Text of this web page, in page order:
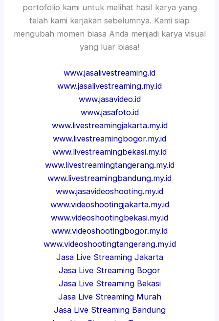
portofolio kami untuk melihat hasil karya yang
telah kami kerjakan sebelumnya. Kami siap
mengubah momen biasa Anda menjadi karya visual
yang luar biasa!
www.jasalivestreaming.id
www.jasalivestreaming.my.id
www.jasavideo.id
www.jasafoto.id
www.livestreamingjakarta.my.id
www.livestreamingbogor.my.id
www.livestreamingbekasi.my.id
www.livestreamingtangerang.my.id
www.livestreamingbandung.my.id
www.jasavideoshooting.my.id
www.videoshootingjakarta.my.id
www.videoshootingbekasi.my.id
www.videoshootingbogor.my.id
www.videoshootingtangerang.my.id
Jasa Live Streaming Jakarta
Jasa Live Streaming Bogor
Jasa Live Streaming Bekasi
Jasa Live Streaming Murah
Jasa Live Streaming Bandung